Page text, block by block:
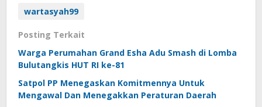
wartasyah99
Posting Terkait
Warga Perumahan Grand Esha Adu Smash di Lomba
Bulutangkis HUT RI ke-81
Satpol PP Menegaskan Komitmennya Untuk
Mengawal Dan Menegakkan Peraturan Daerah